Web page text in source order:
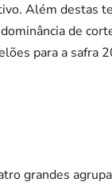
Além destas
de
para a safra
grandes